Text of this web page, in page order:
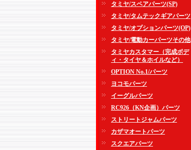
タミヤ/スペアパーツ(SP)
タミヤ/タムテックギアパーツ
タミヤ/オプションパーツ(OP)
タミヤ/電動カーパーツその他
タミヤカスタマー（完成ボデ
ィ・タイヤ＆ホイルなど）
OPTION No.1/パーツ
ヨコモパーツ
イーグルパーツ
RC926（KN企画）パーツ
ストリートジャムパーツ
カザマオートパーツ
スクエアパーツ